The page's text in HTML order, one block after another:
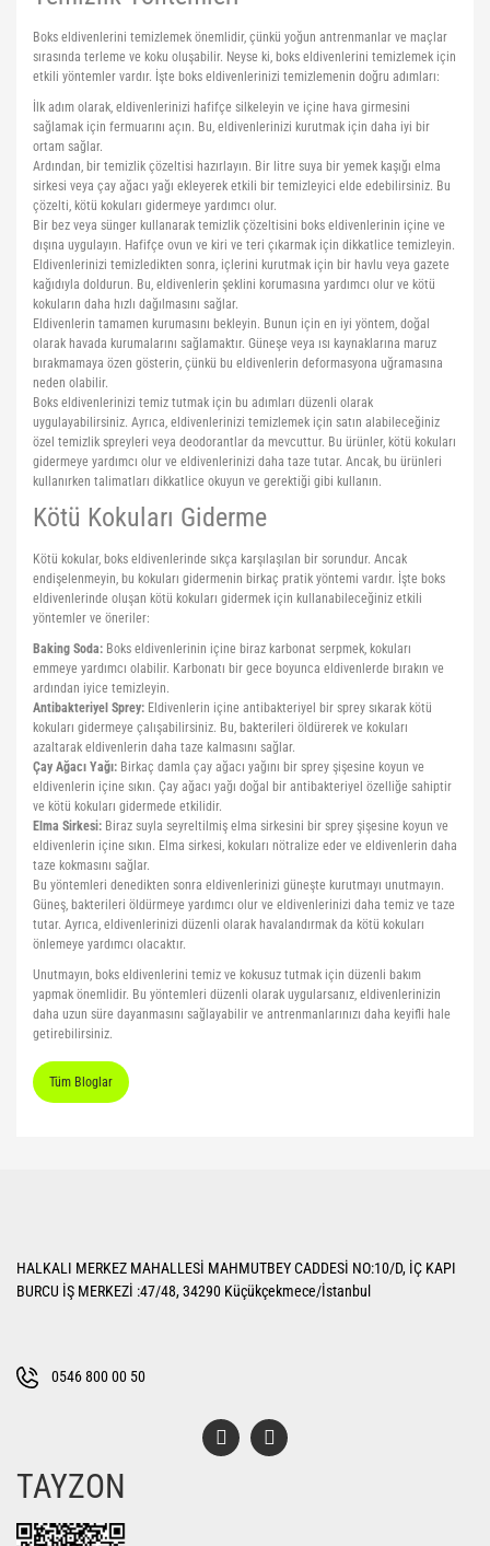
Boks eldivenlerini temizlemek önemlidir, çünkü yoğun antrenmanlar ve maçlar
sırasında terleme ve koku oluşabilir. Neyse ki, boks eldivenlerini temizlemek için
etkili yöntemler vardır. İşte boks eldivenlerinizi temizlemenin doğru adımları:
İlk adım olarak, eldivenlerinizi hafifçe silkeleyin ve içine hava girmesini
sağlamak için fermuarını açın. Bu, eldivenlerinizi kurutmak için daha iyi bir
ortam sağlar.
Ardından, bir temizlik çözeltisi hazırlayın. Bir litre suya bir yemek kaşığı elma
sirkesi veya çay ağacı yağı ekleyerek etkili bir temizleyici elde edebilirsiniz. Bu
çözelti, kötü kokuları gidermeye yardımcı olur.
Bir bez veya sünger kullanarak temizlik çözeltisini boks eldivenlerinin içine ve
dışına uygulayın. Hafifçe ovun ve kiri ve teri çıkarmak için dikkatlice temizleyin.
Eldivenlerinizi temizledikten sonra, içlerini kurutmak için bir havlu veya gazete
kağıdıyla doldurun. Bu, eldivenlerin şeklini korumasına yardımcı olur ve kötü
kokuların daha hızlı dağılmasını sağlar.
Eldivenlerin tamamen kurumasını bekleyin. Bunun için en iyi yöntem, doğal
olarak havada kurumalarını sağlamaktır. Güneşe veya ısı kaynaklarına maruz
bırakmamaya özen gösterin, çünkü bu eldivenlerin deformasyona uğramasına
neden olabilir.
Boks eldivenlerinizi temiz tutmak için bu adımları düzenli olarak
uygulayabilirsiniz. Ayrıca, eldivenlerinizi temizlemek için satın alabileceğiniz
özel temizlik spreyleri veya deodorantlar da mevcuttur. Bu ürünler, kötü kokuları
gidermeye yardımcı olur ve eldivenlerinizi daha taze tutar. Ancak, bu ürünleri
kullanırken talimatları dikkatlice okuyun ve gerektiği gibi kullanın.
Kötü Kokuları Giderme
Kötü kokular, boks eldivenlerinde sıkça karşılaşılan bir sorundur. Ancak
endişelenmeyin, bu kokuları gidermenin birkaç pratik yöntemi vardır. İşte boks
eldivenlerinde oluşan kötü kokuları gidermek için kullanabileceğiniz etkili
yöntemler ve öneriler:
Baking Soda: Boks eldivenlerinin içine biraz karbonat serpmek, kokuları
emmeye yardımcı olabilir. Karbonatı bir gece boyunca eldivenlerde bırakın ve
ardından iyice temizleyin.
Antibakteriyel Sprey: Eldivenlerin içine antibakteriyel bir sprey sıkarak kötü
kokuları gidermeye çalışabilirsiniz. Bu, bakterileri öldürerek ve kokuları
azaltarak eldivenlerin daha taze kalmasını sağlar.
Çay Ağacı Yağı: Birkaç damla çay ağacı yağını bir sprey şişesine koyun ve
eldivenlerin içine sıkın. Çay ağacı yağı doğal bir antibakteriyel özelliğe sahiptir
ve kötü kokuları gidermede etkilidir.
Elma Sirkesi: Biraz suyla seyreltilmiş elma sirkesini bir sprey şişesine koyun ve
eldivenlerin içine sıkın. Elma sirkesi, kokuları nötralize eder ve eldivenlerin daha
taze kokmasını sağlar.
Bu yöntemleri denedikten sonra eldivenlerinizi güneşte kurutmayı unutmayın.
Güneş, bakterileri öldürmeye yardımcı olur ve eldivenlerinizi daha temiz ve taze
tutar. Ayrıca, eldivenlerinizi düzenli olarak havalandırmak da kötü kokuları
önlemeye yardımcı olacaktır.
Unutmayın, boks eldivenlerini temiz ve kokusuz tutmak için düzenli bakım
yapmak önemlidir. Bu yöntemleri düzenli olarak uygularsanız, eldivenlerinizin
daha uzun süre dayanmasını sağlayabilir ve antrenmanlarınızı daha keyifli hale
getirebilirsiniz.
Tüm Bloglar
HALKALI MERKEZ MAHALLESİ MAHMUTBEY CADDESİ NO:10/D, İÇ KAPI
BURCU İŞ MERKEZİ :47/48, 34290 Küçükçekmece/İstanbul
0546 800 00 50
TAYZON